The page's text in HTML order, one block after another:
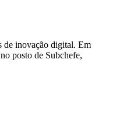
de inovação digital. Em
posto de Subchefe,